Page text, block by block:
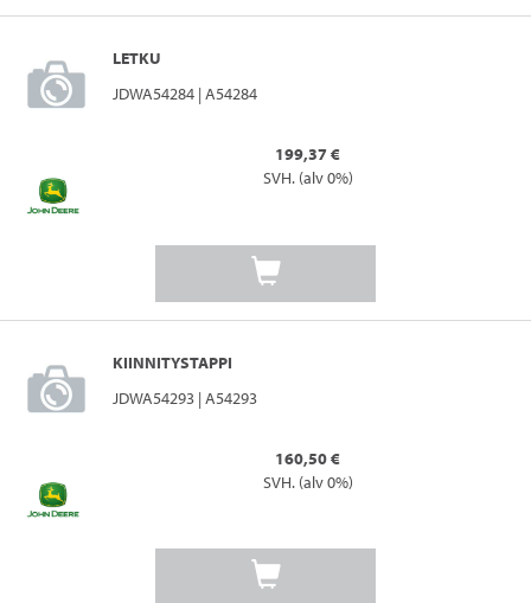
LETKU
JDWA54284 | A54284
199,37 €
SVH. (alv 0%)
KIINNITYSTAPPI
JDWA54293 | A54293
160,50 €
SVH. (alv 0%)